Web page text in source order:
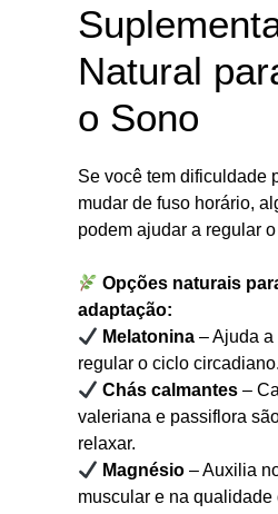
Natural
o Sono
Se você tem dificuldade
mudar de fuso horário,
podem ajudar a regular
Opções naturais
adaptação:
Melatonina – Ajuda
regular o ciclo circadiano.
Chás calmantes –
valeriana e passiflora
relaxar.
Magnésio – Auxilia
muscular e na qualidade